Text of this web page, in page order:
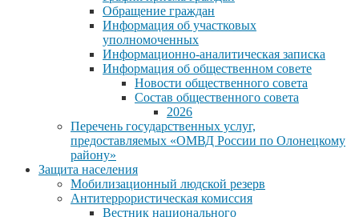
Обращение граждан
Информация об участковых
уполномоченных
Информационно-аналитическая записка
Информация об общественном совете
Новости общественного совета
Состав общественного совета
2026
Перечень государственных услуг,
предоставляемых «ОМВД России по Олонецкому
району»
Защита населения
Мобилизационный людской резерв
Антитеррористическая комиссия
Вестник национального